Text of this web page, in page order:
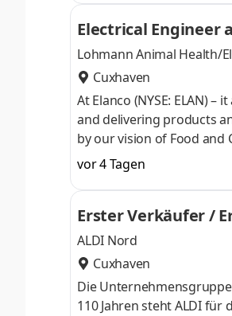
part of a company that
sk
Electrical Engineer
Lohmann Animal Health/
Cuxhaven
At Elanco (NYSE: ELAN)
and delivering products
by our vision of Food and
Society and Our People.
believe that diversity is
part of a company that
sk
vor 4 Tagen
Erster Verkäufer /
ALDI Nord
Cuxhaven
Die
110 Jahren steht ALDI